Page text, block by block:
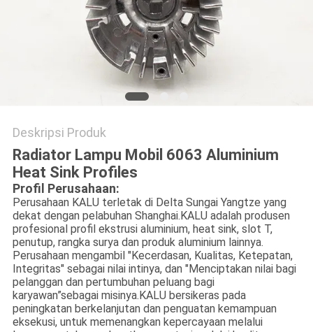
Deskripsi Produk
Radiator Lampu Mobil 6063 Aluminium
Heat Sink Profiles
Profil Perusahaan:
Perusahaan KALU terletak di Delta Sungai Yangtze yang
dekat dengan pelabuhan Shanghai.KALU adalah produsen
profesional profil ekstrusi aluminium, heat sink, slot T,
penutup, rangka surya dan produk aluminium lainnya.
Perusahaan mengambil "Kecerdasan, Kualitas, Ketepatan,
Integritas" sebagai nilai intinya, dan "Menciptakan nilai bagi
pelanggan dan pertumbuhan peluang bagi
karyawan”sebagai misinya.KALU bersikeras pada
peningkatan berkelanjutan dan penguatan kemampuan
eksekusi, untuk memenangkan kepercayaan melalui